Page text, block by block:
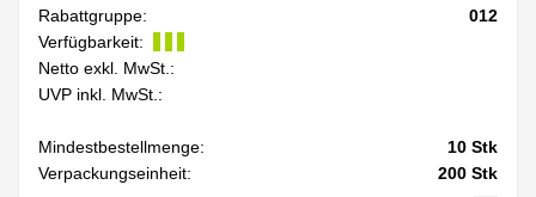
Rabattgruppe:
012
Verfügbarkeit:
Netto exkl. MwSt.:
UVP inkl. MwSt.:
Mindestbestellmenge: 10 Stk
Verpackungseinheit:
200 Stk